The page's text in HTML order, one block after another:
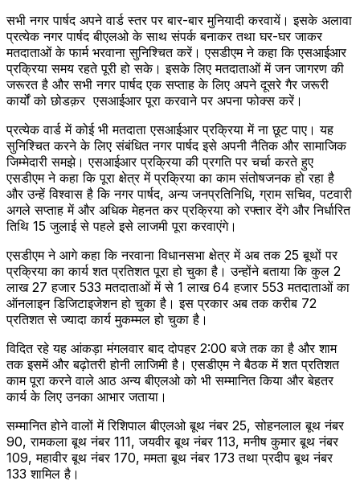
सभी नगर पार्षद अपने वार्ड स्तर पर बार-बार मुनियादी करवायें। इसके अलावा
प्रत्येक नगर पार्षद बीएलओ के साथ संपर्क बनाकर तथा घर-घर जाकर
मतदाताओं के फार्म भरवाना सुनिश्चित करें। एसडीएम ने कहा कि एसआईआर
प्रक्रिया समय रहते पूरी हो सके। इसके लिए मतदाताओं में जन जागरण की
जरूरत है और सभी नगर पार्षद एक सप्ताह के लिए अपने दूसरे गैर जरूरी
कार्यों को छोडक़र एसआईआर पूरा करवाने पर अपना फोक्स करें।
प्रत्येक वार्ड में कोई भी मतदाता एसआईआर प्रक्रिया में ना छूट पाए। यह
सुनिश्चित करने के लिए संबंधित नगर पार्षद इसे अपनी नैतिक और सामाजिक
जिम्मेदारी समझे। एसआईआर प्रक्रिया की प्रगति पर चर्चा करते हुए
एसडीएम ने कहा कि पूरा क्षेत्र में प्रक्रिया का काम संतोषजनक हो रहा है
और उन्हें विश्वास है कि नगर पार्षद, अन्य जनप्रतिनिधि, ग्राम सचिव, पटवारी
अगले सप्ताह में और अधिक मेहनत कर प्रक्रिया को रफ्तार देंगे और निर्धारित
तिथि 15 जुलाई से पहले इसे लाजमी पूरा करवाएंगे।
एसडीएम ने आगे कहा कि नरवाना विधानसभा क्षेत्र में अब तक 25 बूथों पर
प्रक्रिया का कार्य शत प्रतिशत पूरा हो चुका है। उन्होंने बताया कि कुल 2
लाख 27 हजार 533 मतदाताओं में से 1 लाख 64 हजार 553 मतदाताओं का
ऑनलाइन डिजिटाइजेशन हो चुका है। इस प्रकार अब तक करीब 72
प्रतिशत से ज्यादा कार्य मुकम्मल हो चुका है।
विदित रहे यह आंकड़ा मंगलवार बाद दोपहर 2:00 बजे तक का है और शाम
तक इसमें और बढ़ोतरी होनी लाजिमी है। एसडीएम ने बैठक में शत प्रतिशत
काम पूरा करने वाले आठ अन्य बीएलओ को भी सम्मानित किया और बेहतर
कार्य के लिए उनका आभार जताया।
सम्मानित होने वालों में रिशिपाल बीएलओ बूथ नंबर 25, सोहनलाल बूथ नंबर
90, रामकला बूथ नंबर 111, जयवीर बूथ नंबर 113, मनीष कुमार बूथ नंबर
109, महावीर बूथ नंबर 170, ममता बूथ नंबर 173 तथा प्रदीप बूथ नंबर
133 शामिल है।